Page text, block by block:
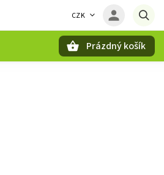
CZK
Prázdný košík